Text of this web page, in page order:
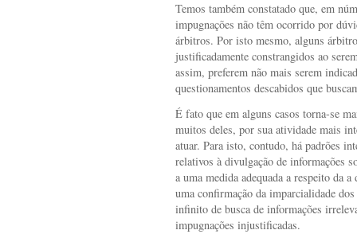
Temos também constatado que, em
impugnações não têm ocorrido por
árbitros. Por isto mesmo, alguns
justificadamente constrangidos ao
assim, preferem não mais serem
questionamentos descabidos que
É fato que em alguns casos torna-se
muitos deles, por sua atividade mais
atuar. Para isto, contudo, há padrões
relativos à divulgação de informações
a uma medida adequada a respeito da
uma confirmação da imparcialidade
infinito de busca de informações
impugnações injustificadas.